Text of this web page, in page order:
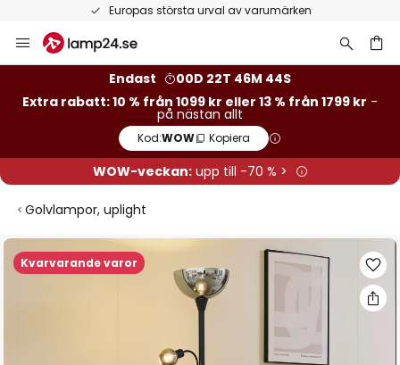
Europas största urval av varumärken
Hoppa
till
Endast
00D 22T 46M 43S
Extra rabatt: 10 % från 1099 kr eller 13 % från 1799 kr -
på nästan allt
Kod:WOW Kopiera
WOW-veckan:upp till -70 % >
Golvlampor, uplight
Kvarvarande varor
Hoppa
till